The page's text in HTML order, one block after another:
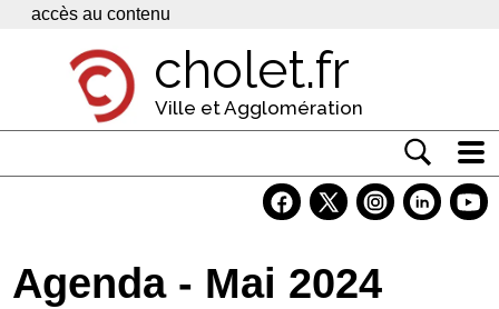
Panneau de gestion des cookies
accès au contenu
cholet.fr
Ville et Agglomération
Economie
Agenda - Mai 2024